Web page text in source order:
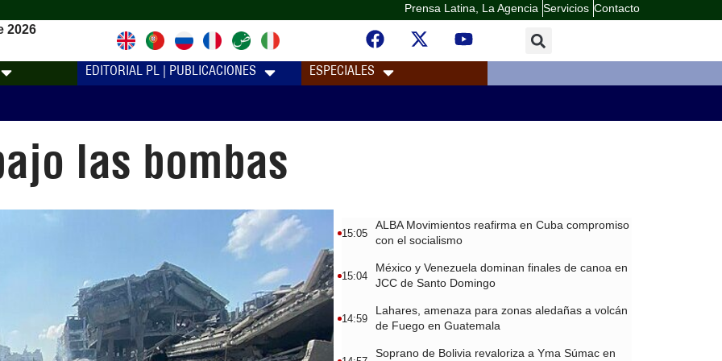
Prensa Latina, La Agencia Servicios Contacto
2026
EDITORIAL PL | PUBLICACIONES ESPECIALES
las bombas
15:05
ALBA Movimientos reafirma en Cuba compromiso
con el socialismo
15:04
México y Venezuela dominan finales de canoa en
JCC de Santo Domingo
14:59
Lahares, amenaza para zonas aledañas a volcán
de Fuego en Guatemala
Soprano de Bolivia revaloriza a Yma Súmac en